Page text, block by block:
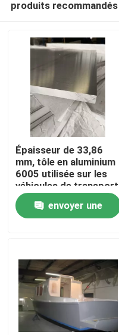
Maison
Vidéos
VR Show
produits recommandés
Épaisseur de 33,86
mm, tôle en aluminium
6005 utilisée sur les
véhicules de transport
envoyer une